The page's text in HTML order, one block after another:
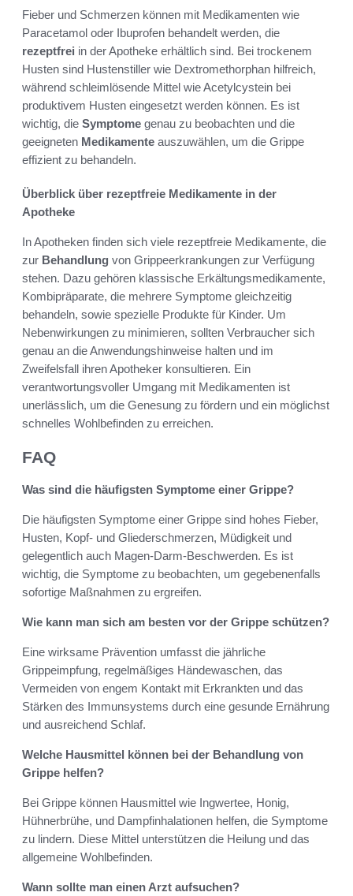
Fieber und Schmerzen können mit Medikamenten wie
Paracetamol oder Ibuprofen behandelt werden, die
rezeptfrei in der Apotheke erhältlich sind. Bei trockenem
Husten sind Hustenstiller wie Dextromethorphan hilfreich,
während schleimlösende Mittel wie Acetylcystein bei
produktivem Husten eingesetzt werden können. Es ist
wichtig, die Symptome genau zu beobachten und die
geeigneten Medikamente auszuwählen, um die Grippe
effizient zu behandeln.
Überblick über rezeptfreie Medikamente in der
Apotheke
In Apotheken finden sich viele rezeptfreie Medikamente, die
zur Behandlung von Grippeerkrankungen zur Verfügung
stehen. Dazu gehören klassische Erkältungsmedikamente,
Kombipräparate, die mehrere Symptome gleichzeitig
behandeln, sowie spezielle Produkte für Kinder. Um
Nebenwirkungen zu minimieren, sollten Verbraucher sich
genau an die Anwendungshinweise halten und im
Zweifelsfall ihren Apotheker konsultieren. Ein
verantwortungsvoller Umgang mit Medikamenten ist
unerlässlich, um die Genesung zu fördern und ein möglichst
schnelles Wohlbefinden zu erreichen.
FAQ
Was sind die häufigsten Symptome einer Grippe?
Die häufigsten Symptome einer Grippe sind hohes Fieber,
Husten, Kopf- und Gliederschmerzen, Müdigkeit und
gelegentlich auch Magen-Darm-Beschwerden. Es ist
wichtig, die Symptome zu beobachten, um gegebenenfalls
sofortige Maßnahmen zu ergreifen.
Wie kann man sich am besten vor der Grippe schützen?
Eine wirksame Prävention umfasst die jährliche
Grippeimpfung, regelmäßiges Händewaschen, das
Vermeiden von engem Kontakt mit Erkrankten und das
Stärken des Immunsystems durch eine gesunde Ernährung
und ausreichend Schlaf.
Welche Hausmittel können bei der Behandlung von
Grippe helfen?
Bei Grippe können Hausmittel wie Ingwertee, Honig,
Hühnerbrühe, und Dampfinhalationen helfen, die Symptome
zu lindern. Diese Mittel unterstützen die Heilung und das
allgemeine Wohlbefinden.
Wann sollte man einen Arzt aufsuchen?